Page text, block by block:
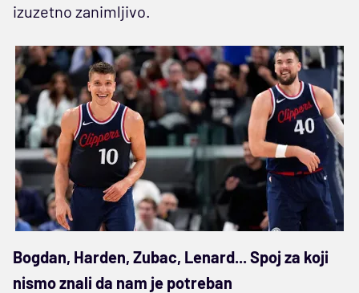
izuzetno zanimljivo.
Bogdan, Harden, Zubac, Lenard... Spoj za koji
nismo znali da nam je potreban